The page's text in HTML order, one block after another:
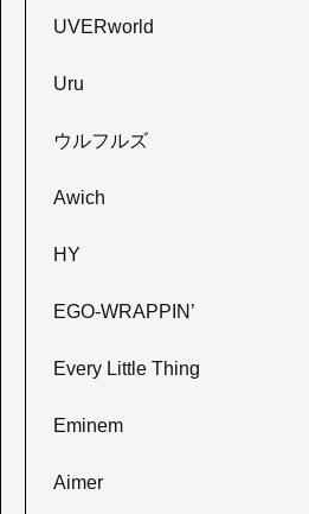
UVERworld
Uru
ウルフルズ
Awich
HY
EGO-WRAPPIN’
Every Little Thing
Eminem
Aimer